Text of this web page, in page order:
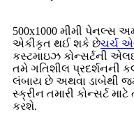
500x1000 મીમી પેનલ્સ
એકીકૃત થઈ શકે છેચર્ચ
કસ્ટમાઇઝ કોન્સર્ટની
તમે ગતિશીલ પ્રદર્શનની
લંબાય છે અથવા ડાબેથી
સ્ક્રીન તમારી કોન્સર્ટ
કરશે.